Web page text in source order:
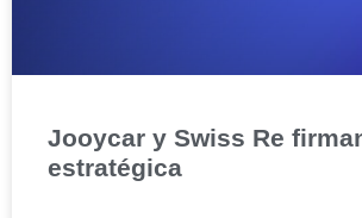
Jooycar y Swiss Re
estratégica